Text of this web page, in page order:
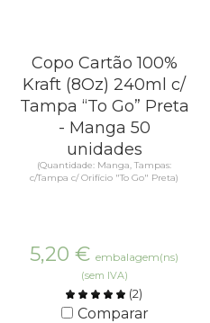
Copo Cartão 100%
Kraft (8Oz) 240ml c/
Tampa “To Go” Preta
- Manga 50
unidades
(Quantidade: Manga, Tampas:
c/Tampa c/ Orifício "To Go" Preta)
5,20 € embalagem(ns)
(sem IVA)
(2)
Comparar